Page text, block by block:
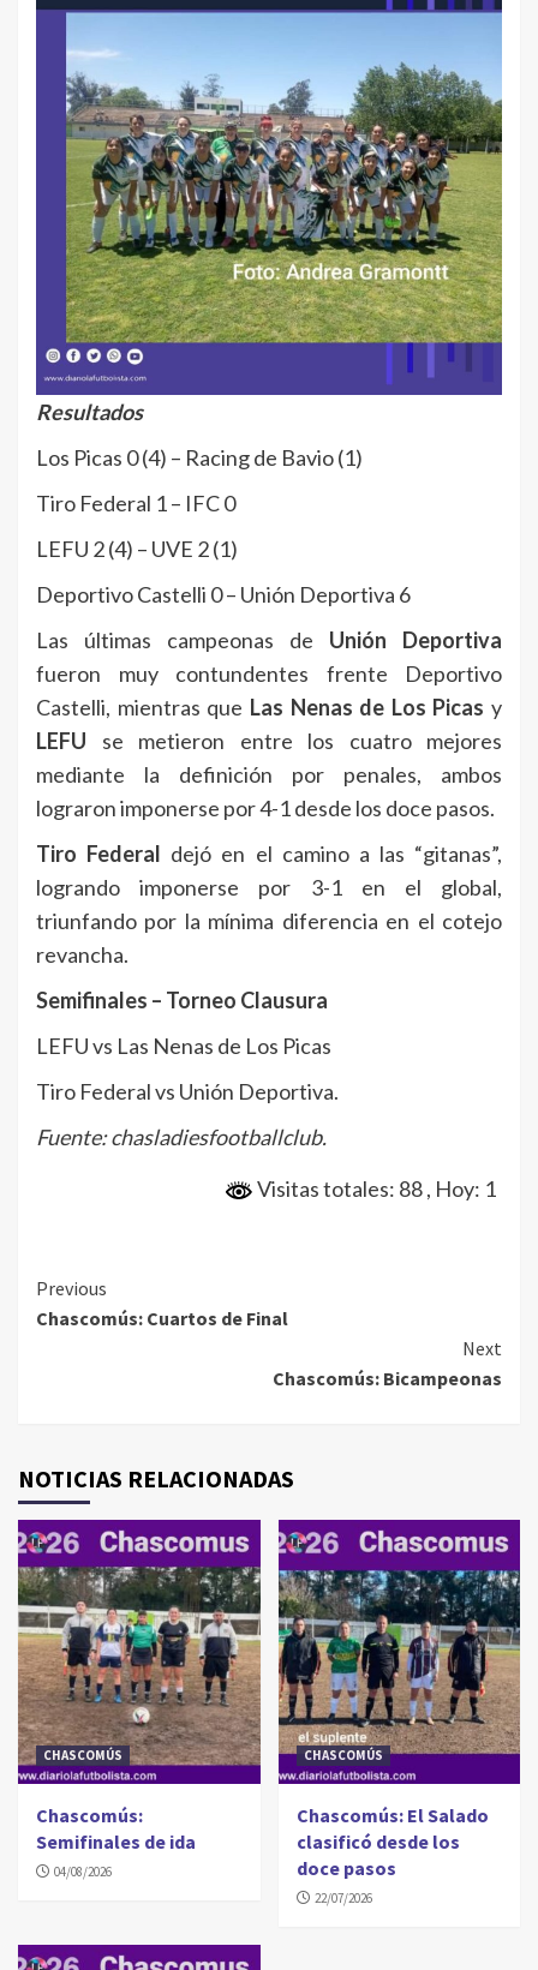
Resultados
Los Picas 0 (4) – Racing de Bavio (1)
Tiro Federal 1 – IFC 0
LEFU 2 (4) – UVE 2 (1)
Deportivo Castelli 0 – Unión Deportiva 6
Las últimas campeonas de Unión Deportiva
fueron muy contundentes frente Deportivo
Castelli, mientras que Las Nenas de Los Picas y
LEFU se metieron entre los cuatro mejores
mediante la definición por penales, ambos
lograron imponerse por 4-1 desde los doce pasos.
Tiro Federal dejó en el camino a las “gitanas”,
logrando imponerse por 3-1 en el global,
triunfando por la mínima diferencia en el cotejo
revancha.
Semifinales – Torneo Clausura
LEFU vs Las Nenas de Los Picas
Tiro Federal vs Unión Deportiva.
Fuente: chasladiesfootballclub.
Visitas totales: 88, Hoy: 1
Continue
Reading
Previous
Chascomús: Cuartos de Final
Next
Chascomús: Bicampeonas
NOTICIAS RELACIONADAS
CHASCOMÚS
Chascomús:
Semifinales de ida
04/08/2026
CHASCOMÚS
Chascomús: El Salado
clasificó desde los
doce pasos
22/07/2026